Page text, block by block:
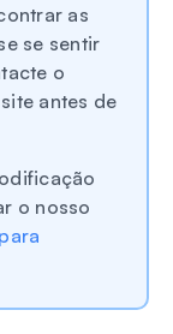
as
se sentir
o
antes de
o nosso